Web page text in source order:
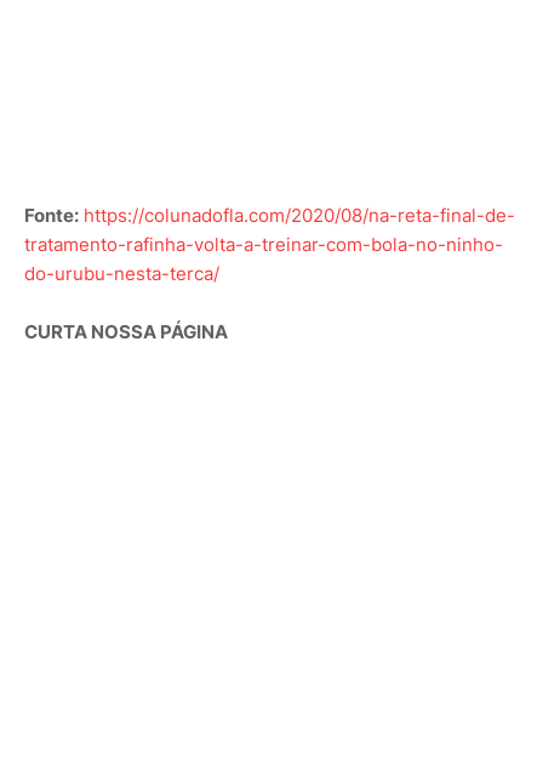
Fonte: https://colunadofla.com/2020/08/na-reta-final-de-
tratamento-rafinha-volta-a-treinar-com-bola-no-ninho-
do-urubu-nesta-terca/
CURTA NOSSA PÁGINA